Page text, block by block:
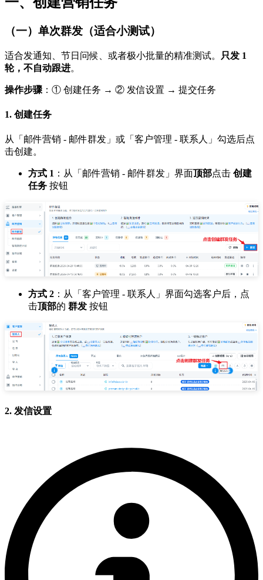
（一）单次群发（适合小测试）
适合发通知、节日问候、或者极小批量的精准测试。
只发 1
轮，不自动跟进。
操作步骤 ：① 创建任务 → ② 发信设置 → 提交任务
1. 创建任务
从「邮件营销 - 邮件群发」或「客户管理 - 联系人」勾选后点
击创建。
方式 1 ：从「邮件营销 - 邮件群发」界面顶部点击 创建
任务 按钮
方式 2 ：从「客户管理 - 联系人」界面勾选客户后，点
击顶部的 群发 按钮
2. 发信设置